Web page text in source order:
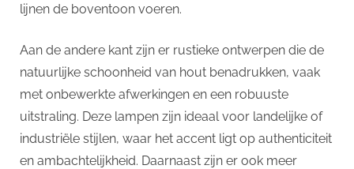
lijnen de boventoon voeren.
Aan de andere kant zijn er rustieke ontwerpen die de
natuurlijke schoonheid van hout benadrukken, vaak
met onbewerkte afwerkingen en een robuuste
uitstraling. Deze lampen zijn ideaal voor landelijke of
industriële stijlen, waar het accent ligt op authenticiteit
en ambachtelijkheid. Daarnaast zijn er ook meer